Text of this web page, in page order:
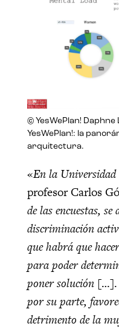
© YesWePlan!
YesWePlan!: la
arquitectura.
«En la Universidad
profesor Carlos
de las encuestas, se
discriminación
que habrá que
para poder
poner solución […].
por su parte,
detrimento de la